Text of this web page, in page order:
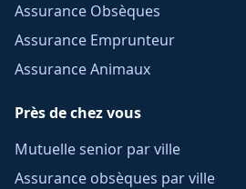
Assurance Obsèques
Assurance Emprunteur
Assurance Animaux
Près de chez vous
Mutuelle senior par ville
Assurance obsèques par ville